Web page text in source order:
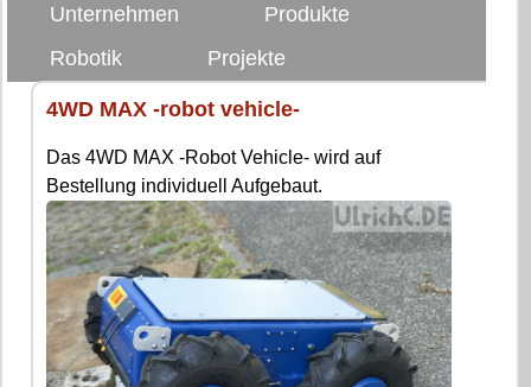
Unternehmen
Produkte
Robotik
Projekte
4WD MAX -robot vehicle-
Das 4WD MAX -Robot Vehicle- wird auf
Bestellung individuell Aufgebaut.